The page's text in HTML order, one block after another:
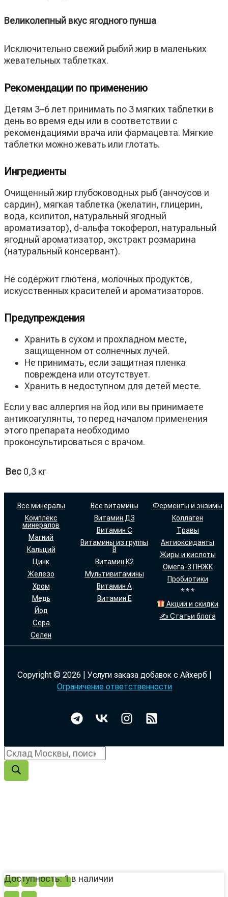
Великолепный вкус ягодного пунша
Исключительно свежий рыбий жир в маленьких
жевательных таблетках.
Рекомендации по применению
Детям 3–6 лет принимать по 3 мягких таблетки в
день во время еды или в соответствии с
рекомендациями врача или фармацевта. Мягкие
таблетки можно жевать или глотать.
Ингредиенты
Очищенный жир глубоководных рыб (анчоусов и
сардин), мягкая таблетка (желатин, глицерин,
вода, ксилитол, натуральный ягодный
ароматизатор), d-альфа токоферол, натуральный
ягодный ароматизатор, экстракт розмарина
(натуральный консервант).
Не содержит глютена, молочных продуктов,
искусственных красителей и ароматизаторов.
Предупреждения
Хранить в сухом и прохладном месте,
защищенном от солнечных лучей.
Не принимать, если защитная пленка
повреждена или отсутствует.
Хранить в недоступном для детей месте.
Если у вас аллергия на йод или вы принимаете
антикоагулянты, то перед началом применения
этого препарата необходимо
проконсультироваться с врачом.
Вес 0,3 кг
Все минералы
Комплекс
минералов
Магний
Кальций
Цинк
Железо
Хром
Медь
Йод
Сера
Селен
Все витамины
Витамин Д3
Витамин С
Витамины из группы
В
Витамин К2
Мультивитамины
Витамин А
Витамин Е
Ферменты и энзимы
Коллаген
Травы
Антиоксиданты
Жиры и кислоты
Омега-3 ПНЖК
Пробиотики
* * *
Акции и скидки
✍ Статьи блога
Copyright © 2026 | Услуги заказа добавок с Айхерб |
Ограничение ответственности
Доступность:1 в наличии
Количество
товара